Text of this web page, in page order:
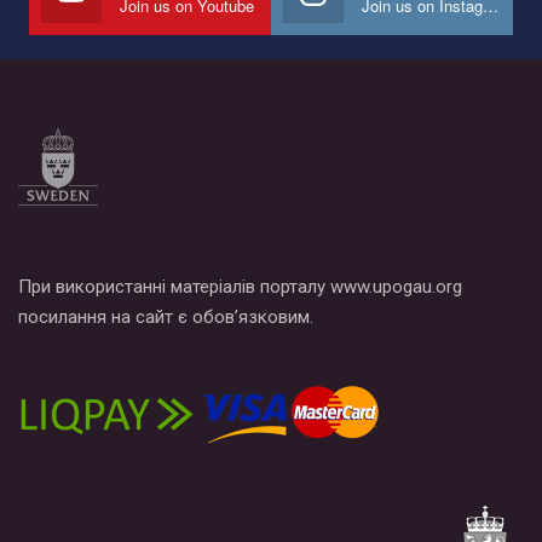
Все, что вам нужно сделать - это зайти на наш канал YouTube
по этой ссылке и поставить лайк под видео.
Join us on Youtube Join us on Instagram
При використанні матеріалів порталу www.upogau.org
посилання на сайт є обов’язковим.